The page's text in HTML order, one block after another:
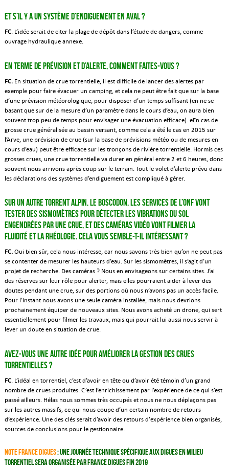
Et s’il y a un système d’endiguement en aval ?
FC. L’idée serait de citer la plage de dépôt dans l’étude de dangers, comme
ouvrage hydraulique annexe.
En terme de prévision et d’alerte, comment faites-vous ?
FC. En situation de crue torrentielle, il est difficile de lancer des alertes par
exemple pour faire évacuer un camping, et cela ne peut être fait que sur la base
d’une prévision météorologique, pour disposer d’un temps suffisant (en ne se
basant que sur de la mesure d’un paramètre dans le cours d’eau, on aura bien
souvent trop peu de temps pour envisager une évacuation efficace). eEn cas de
grosse crue généralisée au bassin versant, comme cela a été le cas en 2015 sur
l’Arve, une prévision de crue (sur la base de prévisions météo ou de mesures en
cours d’eau) peut être efficace sur les tronçons de rivière torrentielle. Hormis ces
grosses crues, une crue torrentielle va durer en général entre 2 et 6 heures, donc
souvent nous arrivons après coup sur le terrain. Tout le volet d’alerte prévu dans
les déclarations des systèmes d’endiguement est compliqué à gérer.
Sur un autre torrent alpin, le Boscodon, les services de l’ONF vont
tester des sismomètres pour détecter les vibrations du sol
engendrées par une crue, et des caméras vidéo vont filmer la
fluidité et la rhéologie. Cela vous semble-t-il intéressant ?
FC.Oui bien sûr, cela nous intéresse, car nous savons très bien qu’on ne peut pas
se contenter de mesurer les hauteurs d’eau. Sur les sismomètres, il s’agit d’un
projet de recherche. Des caméras ? Nous en envisageons sur certains sites. J’ai
des réserves sur leur rôle pour alerter, mais elles pourraient aider à lever des
doutes pendant une crue, sur des portions où nous n’avons pas un accès facile.
Pour l’instant nous avons une seule caméra installée, mais nous devrions
prochainement équiper de nouveaux sites. Nous avons acheté un drone, qui sert
essentiellement pour filmer les travaux, mais qui pourrait lui aussi nous servir à
lever un doute en situation de crue.
Avez-vous une autre idée pour améliorer la gestion des crues
torrentielles ?
FC. L’idéal en torrentiel, c’est d’avoir en tête ou d’avoir été témoin d’un grand
nombre de crues produites. C’est l’enrichissement par l’expérience de ce qui s’est
passé ailleurs. Hélas nous sommes très occupés et nous ne nous déplaçons pas
sur les autres massifs, ce qui nous coupe d’un certain nombre de retours
d’expérience. Une des clés serait d’avoir des retours d'expérience bien organisés,
sources de conclusions pour le gestionnaire.
Note France Digues: une journée technique spécifique aux digues en milieu
torrentiel sera organisée par France Digues fin 2019